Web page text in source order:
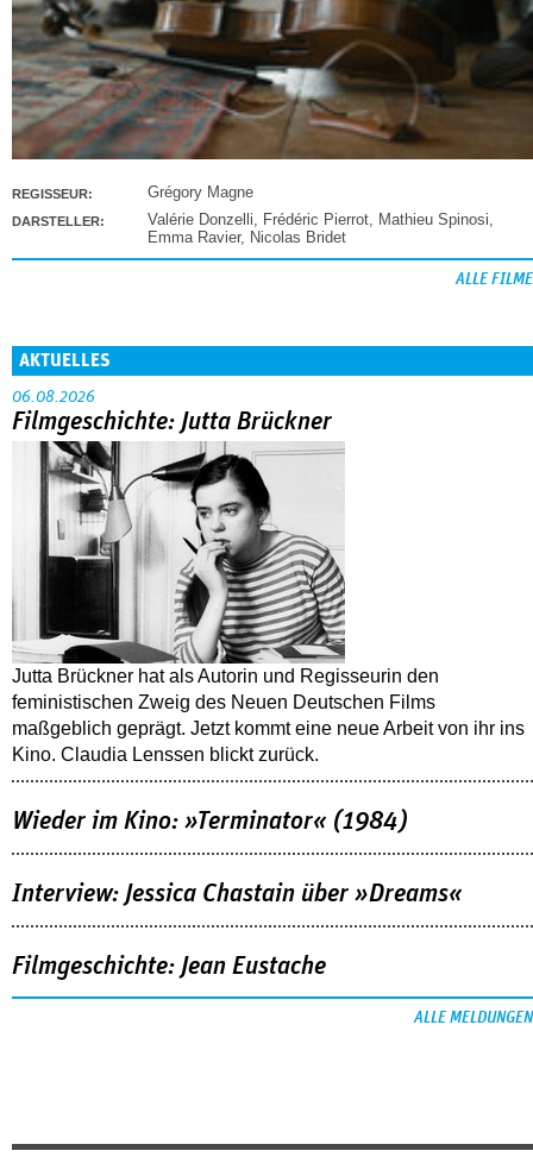
REGISSEUR: Grégory Magne
DARSTELLER: Valérie Donzelli, Frédéric Pierrot, Mathieu Spinosi,
Emma Ravier, Nicolas Bridet
ALLE FILME
AKTUELLES
06.08.2026
Filmgeschichte: Jutta Brückner
Jutta Brückner hat als Autorin und Regisseurin den
feministischen Zweig des Neuen Deutschen Films
maßgeblich geprägt. Jetzt kommt eine neue Arbeit von ihr ins
Kino. Claudia Lenssen blickt zurück.
Wieder im Kino: »Terminator« (1984)
Interview: Jessica Chastain über »Dreams«
Filmgeschichte: Jean Eustache
ALLE MELDUNGEN